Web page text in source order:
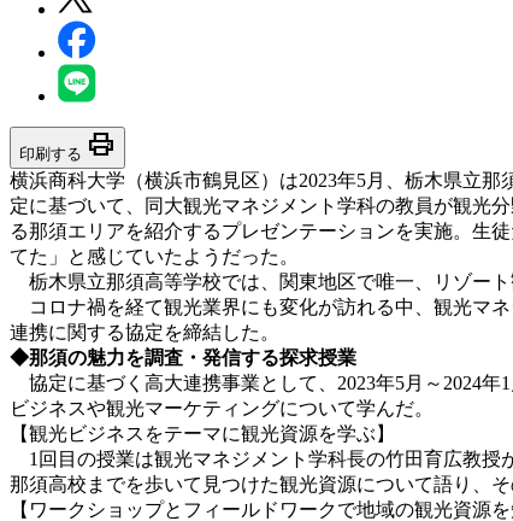
印刷する print
横浜商科大学（横浜市鶴見区）は2023年5月、栃木県立
定に基づいて、同大観光マネジメント学科の教員が観光
る那須エリアを紹介するプレゼンテーションを実施。生
てた」と感じていたようだった。
栃木県立那須高等学校では、関東地区で唯一、リゾー
コロナ禍を経て観光業界にも変化が訪れる中、観光マ
連携に関する協定を締結した。
◆那須の魅力を調査・発信する探求授業
協定に基づく高大連携事業として、2023年5月～2024
ビジネスや観光マーケティングについて学んだ。
【観光ビジネスをテーマに観光資源を学ぶ】
1回目の授業は観光マネジメント学科長の竹田育広教授
那須高校までを歩いて見つけた観光資源について語り、
【ワークショップとフィールドワークで地域の観光資源を